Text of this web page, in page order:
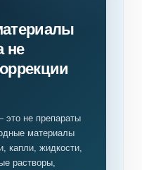
не
это не препараты
материалы
капли, жидкости,
растворы,